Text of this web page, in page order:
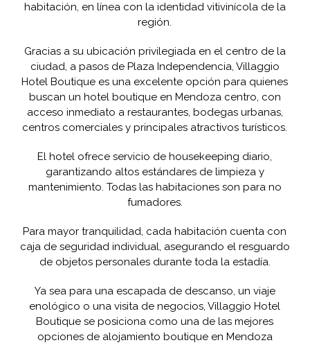
habitación, en línea con la identidad vitivinícola de la
región.
Gracias a su ubicación privilegiada en el centro de la
ciudad, a pasos de Plaza Independencia, Villaggio
Hotel Boutique es una excelente opción para quienes
buscan un hotel boutique en Mendoza centro, con
acceso inmediato a restaurantes, bodegas urbanas,
centros comerciales y principales atractivos turísticos.
El hotel ofreceservicio de housekeeping diario,
garantizando altos estándares de limpieza y
mantenimiento. Todas las habitaciones son para no
fumadores.
Para mayor tranquilidad, cada habitación cuenta con
caja de seguridad individual, asegurando el resguardo
de objetos personales durante toda la estadía.
Ya sea para una escapada de descanso, un viaje
enológico o una visita de negocios, Villaggio Hotel
Boutique se posiciona como una de las mejores
opciones de alojamiento boutique en Mendoza